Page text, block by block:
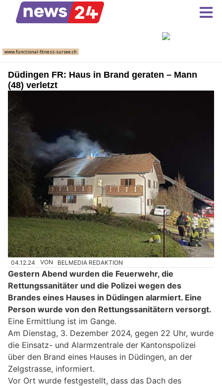
Düdingen FR: Haus in Brand geraten – Mann
(48) verletzt
04.12.24 VON BELMEDIA REDAKTION
Gestern Abend wurden die Feuerwehr, die
Rettungssanitäter und die Polizei wegen des
Brandes eines Hauses in Düdingen alarmiert. Eine
Person wurde von den Rettungssanitätern versorgt.
Eine Ermittlung ist im Gange.
Am Dienstag, 3. Dezember 2024, gegen 22 Uhr, wurde
die Einsatz- und Alarmzentrale der Kantonspolizei
über den Brand eines Hauses in Düdingen, an der
Zelgstrasse, informiert.
Vor Ort wurde festgestellt, dass das Dach des